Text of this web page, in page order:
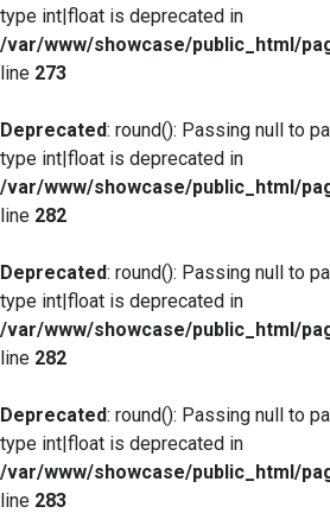
type int|float is deprecated in
/var/www/showcase/public_html/
line 273
Deprecated: round(): Passing null to
type int|float is deprecated in
/var/www/showcase/public_html/
line 282
Deprecated: round(): Passing null to
type int|float is deprecated in
/var/www/showcase/public_html/
line 282
Deprecated: round(): Passing null to
type int|float is deprecated in
/var/www/showcase/public_html/
line 283